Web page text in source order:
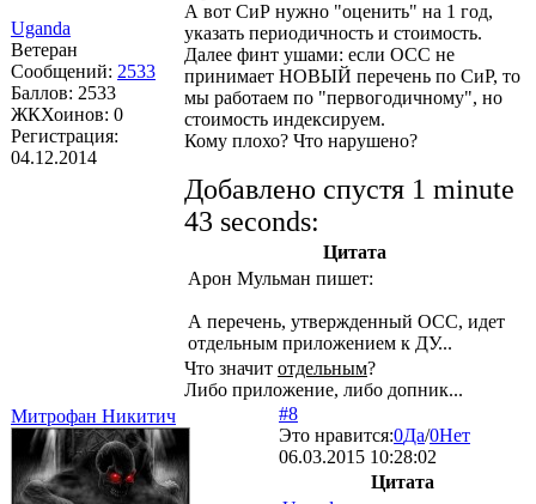
Uganda
Ветеран
Сообщений: 2533
Баллов: 2533
ЖКХоинов: 0
Регистрация:
04.12.2014
А вот СиР нужно "оценить" на 1 год,
указать периодичность и стоимость.
Далее финт ушами: если ОСС не
принимает НОВЫЙ перечень по СиР, то
мы работаем по "первогодичному", но
стоимость индексируем.
Кому плохо? Что нарушено?
Добавлено спустя 1 minute
43 seconds:
Цитата
Арон Мульман пишет:
А перечень, утвержденный ОСС, идет
отдельным приложением к ДУ...
Что значит отдельным?
Либо приложение, либо допник...
Митрофан Никитич
#8
Это нравится:0Да/0Нет
06.03.2015 10:28:02
Цитата